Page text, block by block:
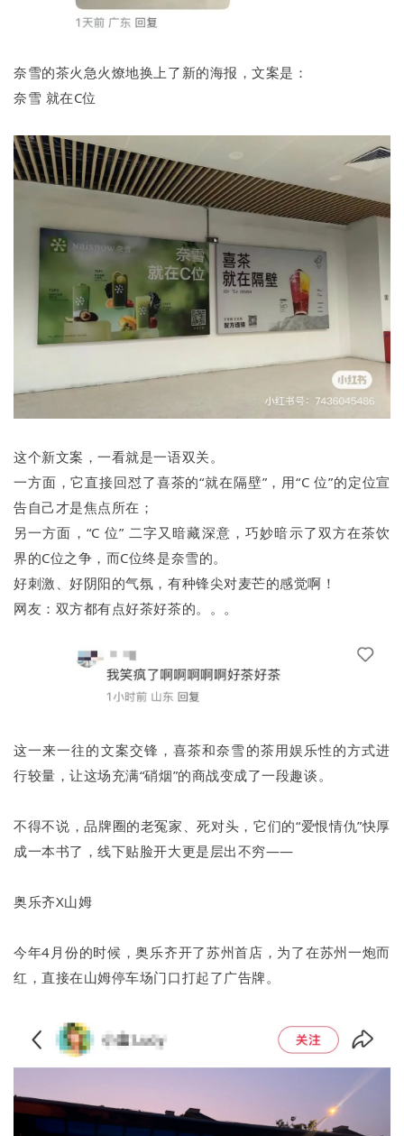
奈雪的茶火急火燎地换上了新的海报，文案是：
奈雪 就在C位
这个新文案，一看就是一语双关。
一方面，它直接回怼了喜茶的“就在隔壁”，用“C 位”的定位宣
告自己才是焦点所在；
另一方面，“C 位” 二字又暗藏深意，巧妙暗示了双方在茶饮
界的C位之争，而C位终是奈雪的。
好刺激、好阴阳的气氛，有种锋尖对麦芒的感觉啊！
网友：双方都有点好茶好茶的。。。
这一来一往的文案交锋，喜茶和奈雪的茶用娱乐性的方式进
行较量，让这场充满“硝烟”的商战变成了一段趣谈。
不得不说，品牌圈的老冤家、死对头，它们的“爱恨情仇”快厚
成一本书了，线下贴脸开大更是层出不穷——
奥乐齐X山姆
今年4月份的时候，奥乐齐开了苏州首店，为了在苏州一炮而
红，直接在山姆停车场门口打起了广告牌。